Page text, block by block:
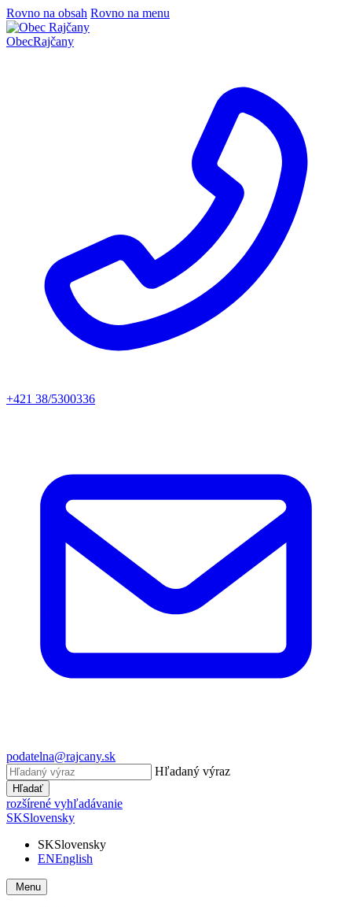
Rovno na obsah Rovno na menu
ObecRajčany
+421 38/5300336
podatelna@rajcany.sk
Hľadaný výraz
Hľadať
rozšírené vyhľadávanie
SKSlovensky
SKSlovensky
ENEnglish
Menu